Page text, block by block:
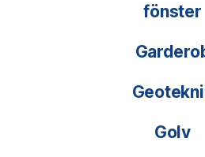
fönster
Golv